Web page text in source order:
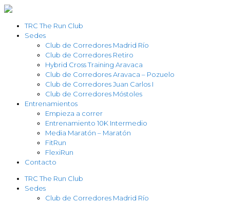
TRC The Run Club
Sedes
Club de Corredores Madrid Río
Club de Corredores Retiro
Hybrid Cross Training Aravaca
Club de Corredores Aravaca – Pozuelo
Club de Corredores Juan Carlos I
Club de Corredores Móstoles
Entrenamientos
Empieza a correr
Entrenamiento 10K Intermedio
Media Maratón – Maratón
FitRun
FlexiRun
Contacto
TRC The Run Club
Sedes
Club de Corredores Madrid Río